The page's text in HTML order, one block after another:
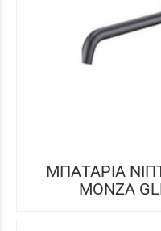
ΜΠΑΤΑΡΙΑ
MONZA